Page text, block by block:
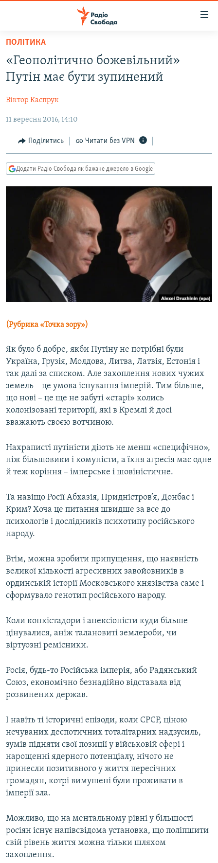
Перейти
основного
матеріалу
Перейти
до
навігації
Перейти
пошуку
РАДІО СВОБОДА – 70 РОКІВ
СТАТТІ
ПОЛІТИКА
ЕКОНОМІКА
СУСПІЛЬСТВО
СПОРТ
ВІЙНА
РОСІЙСЬКА «ФІЛЬТРАЦІЯ»
ДОНБАС.РЕАЛІЇ
КРИМ.РЕАЛІЇ
ТИ ЯК?
КИТАЙ.ВИКЛИКИ
МУЛЬТИМЕДІА
СПЕЦПРОЄКТИ
ПОДКАСТИ
РУС
КТАТ
ДОЛУЧАЙСЯ!
Усі сайти RFE/RL
ПОЛІТИКА
«Геополітично божевільний»
Путін має бути зупинений
Віктор Каспрук
11 вересня 2016, 14:10
Поділитись Читати без VPN
Додати Радіо Свобода як бажане джерело в Google
(Рубрика «Точка зору»)
Як було б добре, якби Путіну не потрібні були
Україна, Грузія, Молдова, Литва, Латвія, Естонія і
так далі за списком. Але захоплення нових чужих
земель – це умова існування імперій. Тим більше,
що нові – це ще не забуті «старі» колись
колонізовані території, які в Кремлі й досі
вважають своєю вотчиною.
Нахраписті путіністи діють не менш «специфічно»,
ніж більшовики і комуністи, а їхня агресія має одне
й теж коріння – імперське і шовіністичне.
Та навіщо Росії Абхазія, Придністров’я, Донбас і
Крим? Хоча це питання швидше за все до
психологів і дослідників психотипу російського
народу.
Втім, можна зробити припущення, що наявність
великої кількості агресивних завойовників в
ординській історії Московського князівства саме і
сформувало генотип російського народу.
Коли конкістадори і анексіоністи куди більше
цінувалися, аніж талановиті землероби, чи
віртуозні ремісники.
Росія, будь-то Російська імперія, або Радянський
Союз, економічно безнадійно відставала від
розвинених держав.
І навіть ті історичні епізоди, коли СРСР, ціною
нечуваних деспотичних тоталітарних надзусиль,
зумів підняти свої позиції у військовій сфері і
нарощенні ядерного потенціалу, нічого не
принесли позитивного у життя пересічних
громадян, котрі вимушені були проживати в
імперії зла.
Можливо, що на ментальному рівні у більшості
росіян існує напівсвідома установка, що поліпшити
свій рівень життя можна тільки шляхом
захоплення.